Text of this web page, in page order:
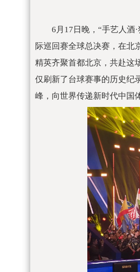
6月17日晚，“手艺人酒
际巡回赛全球总决赛，在北
精英齐聚首都北京，共赴这
仅刷新了台球赛事的历史纪
峰，向世界传递新时代中国